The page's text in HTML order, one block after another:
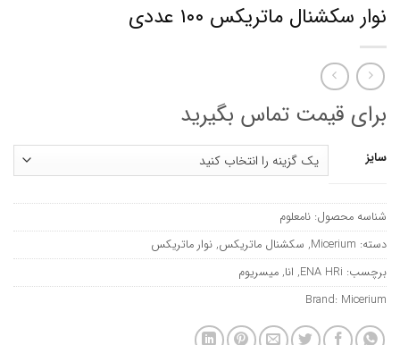
نوار سکشنال ماتریکس ۱۰۰ عددی
برای قیمت تماس بگیرید
سایز
شناسه محصول: نامعلوم
دسته: Micerium
, سکشنال ماتریکس, نوار ماتریکس
برچسب: ENA HRi
, انا, میسریوم
Brand: Micerium